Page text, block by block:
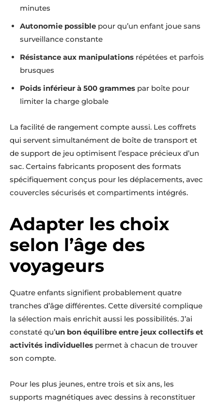
minutes
Autonomie possible pour qu’un enfant joue sans
surveillance constante
Résistance aux manipulations répétées et parfois
brusques
Poids inférieur à 500 grammes par boîte pour
limiter la charge globale
La facilité de rangement compte aussi. Les coffrets
qui servent simultanément de boîte de transport et
de support de jeu optimisent l’espace précieux d’un
sac. Certains fabricants proposent des formats
spécifiquement conçus pour les déplacements, avec
couvercles sécurisés et compartiments intégrés.
Adapter les choix
selon l’âge des
voyageurs
Quatre enfants signifient probablement quatre
tranches d’âge différentes. Cette diversité complique
la sélection mais enrichit aussi les possibilités. J’ai
constaté qu’un bon équilibre entre jeux collectifs et
activités individuelles permet à chacun de trouver
son compte.
Pour les plus jeunes, entre trois et six ans, les
supports magnétiques avec dessins à reconstituer